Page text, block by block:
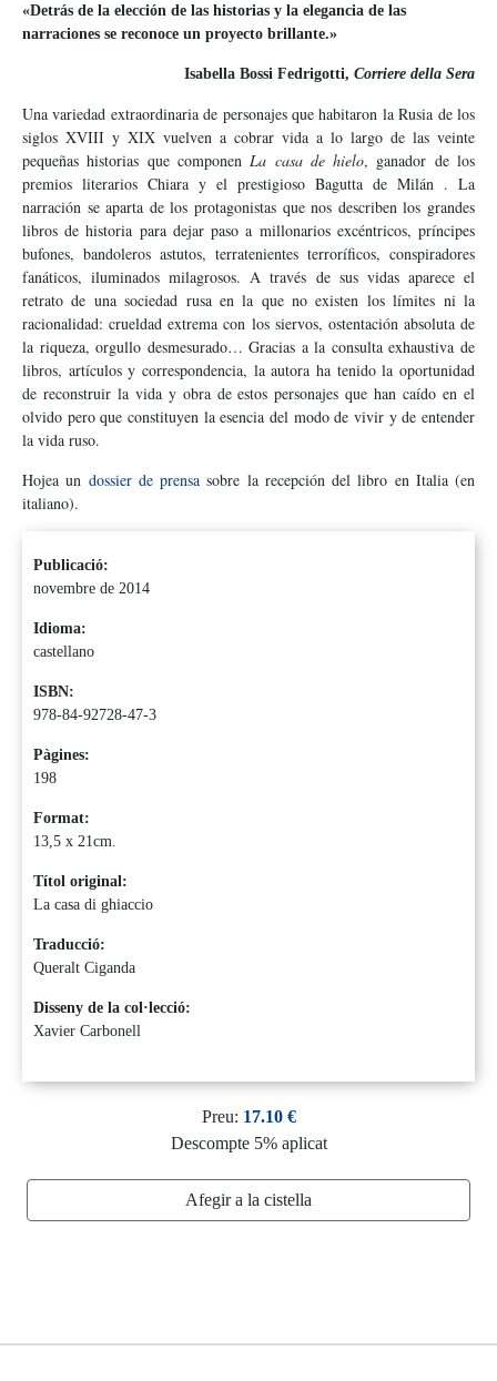
«Detrás de la elección de las historias y la elegancia de las
narraciones se reconoce un proyecto brillante.»
Isabella Bossi Fedrigotti, Corriere della Sera
Una variedad extraordinaria de personajes que habitaron la Rusia de los
siglos XVIII y XIX vuelven a cobrar vida a lo largo de las veinte
pequeñas historias que componenLa casa de hielo, ganador de los
premios literarios Chiara y el prestigioso Bagutta de Milán . La
narración se aparta de los protagonistas que nos describen los grandes
libros de historia para dejar paso a millonarios excéntricos, príncipes
bufones, bandoleros astutos, terratenientes terroríficos, conspiradores
fanáticos, iluminados milagrosos. A través de sus vidas aparece el
retrato de una sociedad rusa en la que no existen los límites ni la
racionalidad: crueldad extrema con los siervos, ostentación absoluta de
la riqueza, orgullo desmesurado… Gracias a la consulta exhaustiva de
libros, artículos y correspondencia, la autora ha tenido la oportunidad
de reconstruir la vida y obra de estos personajes que han caído en el
olvido pero que constituyen la esencia del modo de vivir y de entender
la vida ruso.
Hojea un dossier de prensasobre la recepción del libro en Italia (en
italiano).
Publicació:
novembre de 2014
Idioma:
castellano
ISBN:
978-84-92728-47-3
Pàgines:
198
Format:
13,5 x 21cm.
Títol original:
La casa di ghiaccio
Traducció:
Queralt Ciganda
Disseny de la col·lecció:
Xavier Carbonell
Preu: 17.10 €
Descompte 5% aplicat
Afegir a la cistella